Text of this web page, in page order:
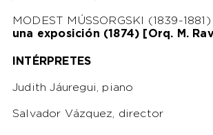
MODEST MÚSSORGSKI (1839-1881)
una exposición (1874) [Orq. M.
INTÉRPRETES
Judith Jáuregui, piano
Salvador Vázquez, director